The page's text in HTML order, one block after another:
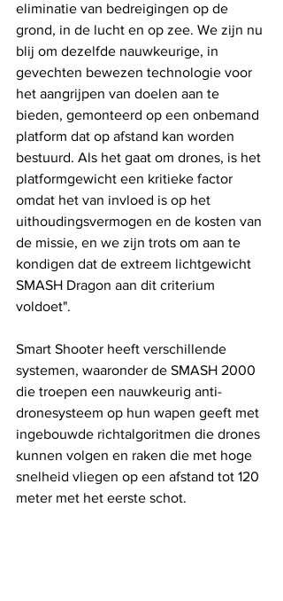
eliminatie van bedreigingen op de
grond, in de lucht en op zee. We zijn nu
blij om dezelfde nauwkeurige, in
gevechten bewezen technologie voor
het aangrijpen van doelen aan te
bieden, gemonteerd op een onbemand
platform dat op afstand kan worden
bestuurd. Als het gaat om drones, is het
platformgewicht een kritieke factor
omdat het van invloed is op het
uithoudingsvermogen en de kosten van
de missie, en we zijn trots om aan te
kondigen dat de extreem lichtgewicht
SMASH Dragon aan dit criterium
voldoet".
Smart Shooter heeft verschillende
systemen, waaronder de SMASH 2000
die troepen een nauwkeurig anti-
dronesysteem op hun wapen geeft met
ingebouwde richtalgoritmen die drones
kunnen volgen en raken die met hoge
snelheid vliegen op een afstand tot 120
meter met het eerste schot.